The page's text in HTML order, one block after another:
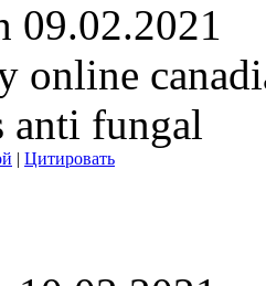
09.02.2021
online
anti fungal
| Цитировать